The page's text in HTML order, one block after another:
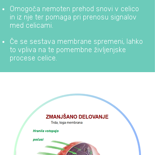
Omogoča nemoten prehod snovi v celico
in iz nje ter pomaga pri prenosu signalov
med celicami.
Če se sestava membrane spremeni, lahko
to vpliva na te pomembne življenjske
procese celice.